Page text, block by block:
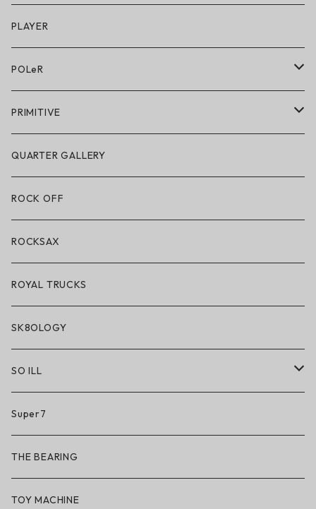
キッズシューズ
シューズ
アクセサリー・小物
PLAYER
POLeR
POLeR × GRIZZLY
POLeR × LAKAI
アパレル
アクセサリー・小物
PRIMITIVE
アパレル
ハードグッズ
QUARTER GALLERY
ROCK OFF
ROCKSAX
ROYAL TRUCKS
SK8OLOGY
SO ILL
So iLL
So iLL × ON THE ROAM
BN3TH × So iLL × ON THE ROAM
Super7
THE BEARING
TOY MACHINE